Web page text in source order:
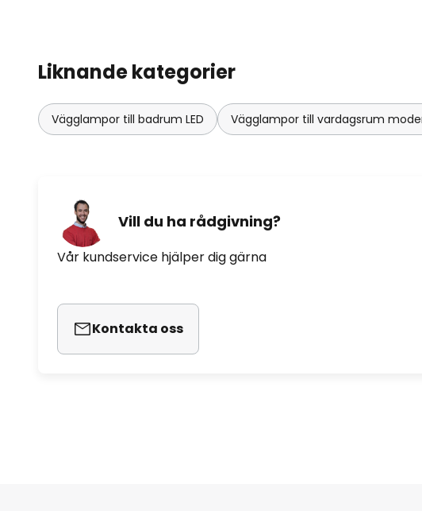
Liknande kategorier
Vägglampor till badrum LED Vägglampor till vardagsrum
Vill du ha rådgivning?
Vår kundservice hjälper dig gärna
Kontakta oss